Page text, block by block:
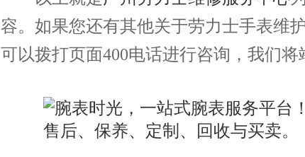
容。如果您还有其他关于劳力士手表维
可以拨打页面400电话进行咨询，我们将